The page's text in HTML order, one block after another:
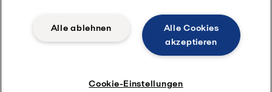
© 2015-2026, ALFA LAVAL
Cookie-Richtlinien
Impressum
Legal terms and conditionsAlle Cookies
akzeptieren
Alle ablehnen
Cookie-Einstellungen